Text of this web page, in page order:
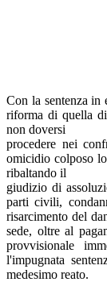
Con la sentenza
riforma di quella
non doversi
procedere nei
omicidio colposo
ribaltando il
giudizio di
parti civili,
risarcimento del
sede, oltre al
provvisionale
l'impugnata
medesimo reato.